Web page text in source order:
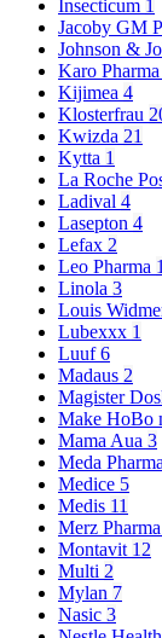
Insecticum 1
Jacoby GM
Johnson &
Karo
Kijimea 4
Klosterfrau
Kwizda 21
Kytta 1
La Roche
Ladival 4
Lasepton 4
Lefax 2
Leo Pharma 1
Linola 3
Louis
Lubexxx 1
Luuf6
Madaus 2
Magister
Make HoBo
Mama Aua 3
Meda Pharma
Medice 5
Medis 11
Merz Pharma
Montavit 12
Multi 2
Mylan 7
Nasic 3